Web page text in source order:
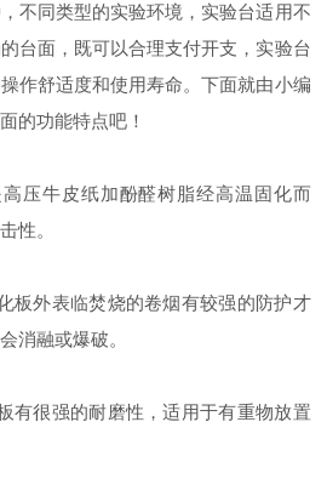
不同类型的实验环境，实验台适用不
台面，既可以合理支付开支，实验台
作舒适度和使用寿命。下面就由小编
的功能特点吧！
牛皮纸加酚醛树脂经高温固化而
性。
外表临焚烧的卷烟有较强的防护才
消融或爆破。
很强的耐磨性，适用于有重物放置